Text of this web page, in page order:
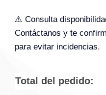
⚠️ Consulta
Contáctanos y te
para evitar incidencias.
Total del pedido: